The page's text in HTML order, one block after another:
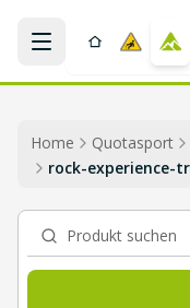
Home Quotasport
rock-
Produkt suchen